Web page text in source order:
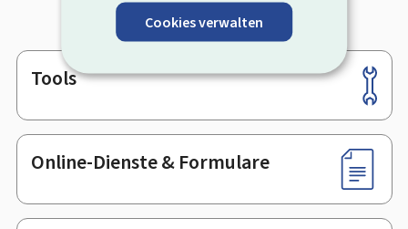
Cookies verwalten
Footer
Tools
Online-Dienste & Formulare